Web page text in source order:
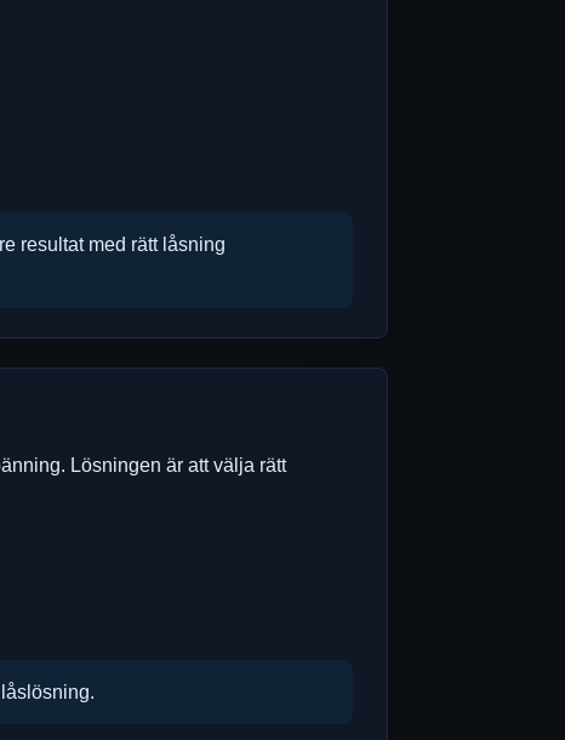
resultat med rätt låsning
Lösningen är att välja rätt